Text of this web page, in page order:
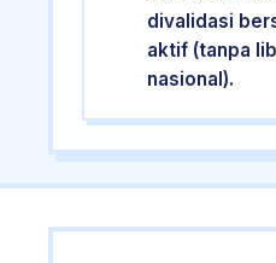
divalidasi
aktif (tanpa
nasional).